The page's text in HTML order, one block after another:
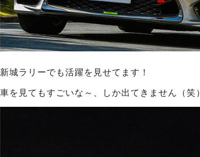
新城ラリーでも活躍を見せてます！
車を見てもすごいな～、しか出てきません（笑）